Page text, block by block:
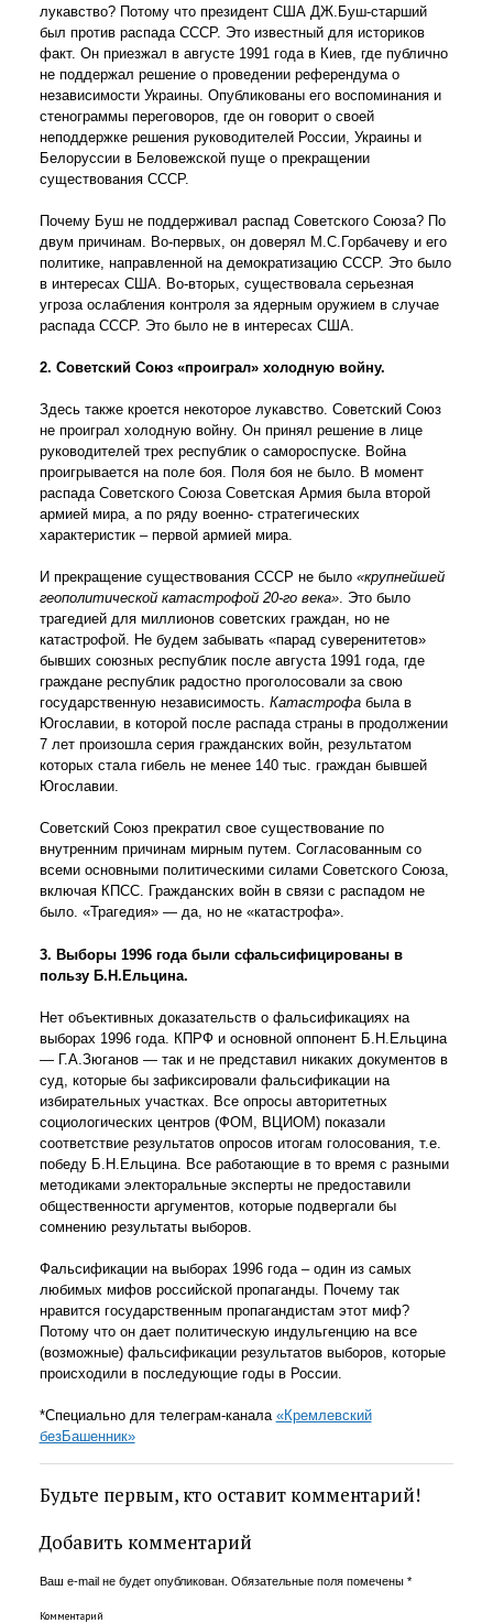
лукавство? Потому что президент США ДЖ.Буш-старший
был против распада СССР. Это известный для историков
факт. Он приезжал в августе 1991 года в Киев, где публично
не поддержал решение о проведении референдума о
независимости Украины. Опубликованы его воспоминания и
стенограммы переговоров, где он говорит о своей
неподдержке решения руководителей России, Украины и
Белоруссии в Беловежской пуще о прекращении
существования СССР.
Почему Буш не поддерживал распад Советского Союза? По
двум причинам. Во-первых, он доверял М.С.Горбачеву и его
политике, направленной на демократизацию СССР. Это было
в интересах США. Во-вторых, существовала серьезная
угроза ослабления контроля за ядерным оружием в случае
распада СССР. Это было не в интересах США.
2. Советский Союз «проиграл» холодную войну.
Здесь также кроется некоторое лукавство. Советский Союз
не проиграл холодную войну. Он принял решение в лице
руководителей трех республик о самороспуске. Война
проигрывается на поле боя. Поля боя не было. В момент
распада Советского Союза Советская Армия была второй
армией мира, а по ряду военно- стратегических
характеристик – первой армией мира.
И прекращение существования СССР не было «крупнейшей
геополитической катастрофой 20-го века». Это было
трагедией для миллионов советских граждан, но не
катастрофой. Не будем забывать «парад суверенитетов»
бывших союзных республик после августа 1991 года, где
граждане республик радостно проголосовали за свою
государственную независимость. Катастрофа была в
Югославии, в которой после распада страны в продолжении
7 лет произошла серия гражданских войн, результатом
которых стала гибель не менее 140 тыс. граждан бывшей
Югославии.
Советский Союз прекратил свое существование по
внутренним причинам мирным путем. Согласованным со
всеми основными политическими силами Советского Союза,
включая КПСС. Гражданских войн в связи с распадом не
было. «Трагедия» — да, но не «катастрофа».
3. Выборы 1996 года были сфальсифицированы в
пользу Б.Н.Ельцина.
Нет объективных доказательств о фальсификациях на
выборах 1996 года. КПРФ и основной оппонент Б.Н.Ельцина
— Г.А.Зюганов — так и не представил никаких документов в
суд, которые бы зафиксировали фальсификации на
избирательных участках. Все опросы авторитетных
социологических центров (ФОМ, ВЦИОМ) показали
соответствие результатов опросов итогам голосования, т.е.
победу Б.Н.Ельцина. Все работающие в то время c разными
методиками электоральные эксперты не предоставили
общественности аргументов, которые подвергали бы
сомнению результаты выборов.
Фальсификации на выборах 1996 года – один из самых
любимых мифов российской пропаганды. Почему так
нравится государственным пропагандистам этот миф?
Потому что он дает политическую индульгенцию на все
(возможные) фальсификации результатов выборов, которые
происходили в последующие годы в России.
*Специально для телеграм-канала «Кремлевский
безБашенник»
Будьте первым, кто оставит комментарий!
Добавить комментарий
Ваш e-mail не будет опубликован. Обязательные поля помечены *
Комментарий